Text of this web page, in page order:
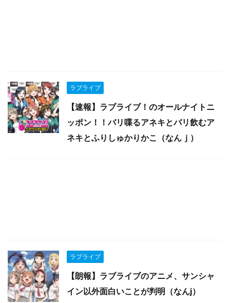
ラブライブ
【速報】ラブライブ！のオールナイトニ
ッポン！！バリ喋るアネキとバリ飲むア
ネキとふりしゅかりかこ（なんｊ）
ラブライブ
【朗報】ラブライブのアニメ、サンシャ
イン以外面白いことが判明（なんj）